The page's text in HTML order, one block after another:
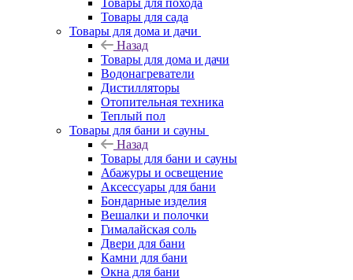
Товары для похода
Товары для сада
Товары для дома и дачи
Назад
Товары для дома и дачи
Водонагреватели
Дистилляторы
Отопительная техника
Теплый пол
Товары для бани и сауны
Назад
Товары для бани и сауны
Абажуры и освещение
Аксессуары для бани
Бондарные изделия
Вешалки и полочки
Гималайская соль
Двери для бани
Камни для бани
Окна для бани